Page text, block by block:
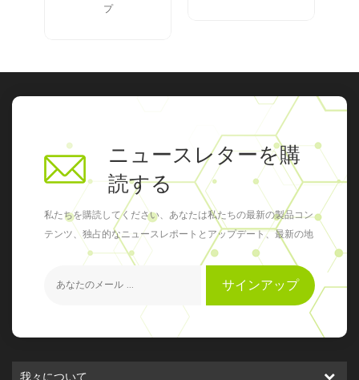
プ
ニュースレターを購
読する
私たちを購読してください、あなたは私たちの最新の製品コン
テンツ、独占的なニュースレポートとアップデート、最新の地
元のイベントを得ることができます
サインアップ
我々について